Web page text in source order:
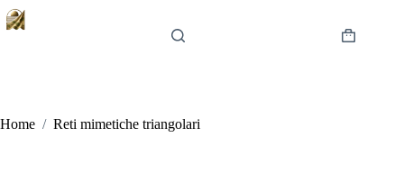
Salta
al
Carrello
Home / Reti mimetiche triangolari